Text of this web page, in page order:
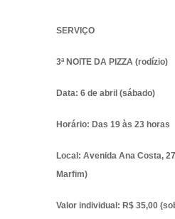
SERVIÇO
3ª NOITE DA PIZZA (rodízio)
Data: 6 de abril (sábado)
Horário: Das 19 às 23 horas
Local: Avenida Ana Costa,
Marfim)
Valor individual: R$ 35,00